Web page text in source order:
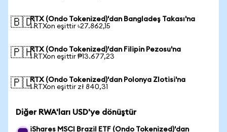
🇧🇩RTX (Ondo Tokenized)'dan Bangladeş Takası'na
1 RTXon eşittir ৳27.862,15
🇵🇭RTX (Ondo Tokenized)'dan Filipin Pezosu'na
1 RTXon eşittir ₱13.677,23
🇵🇱RTX (Ondo Tokenized)'dan Polonya Zlotisi'na
1 RTXon eşittir zł 840,31
Diğer RWA'ları USD'ye dönüştür
iShares MSCI Brazil ETF (Ondo Tokenized)'dan